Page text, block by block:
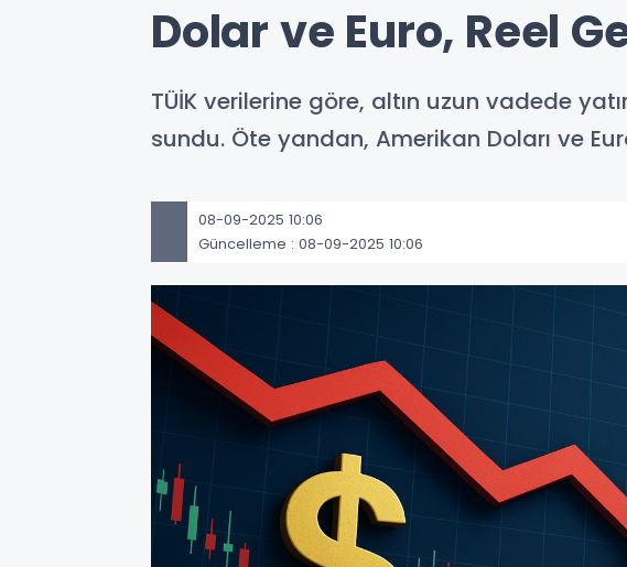
Dolar ve Euro, Reel
TÜİK verilerine göre, altın uzun vadede
sundu. Öte yandan, Amerikan Doları ve
08-09-2025 10:06
Güncelleme : 08-09-2025 10:06